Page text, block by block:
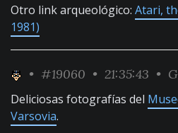
Otro link arqueológico: Atari,
1981)
• #19060 • 21:35:43 •
Deliciosas fotografías del
Varsovia.